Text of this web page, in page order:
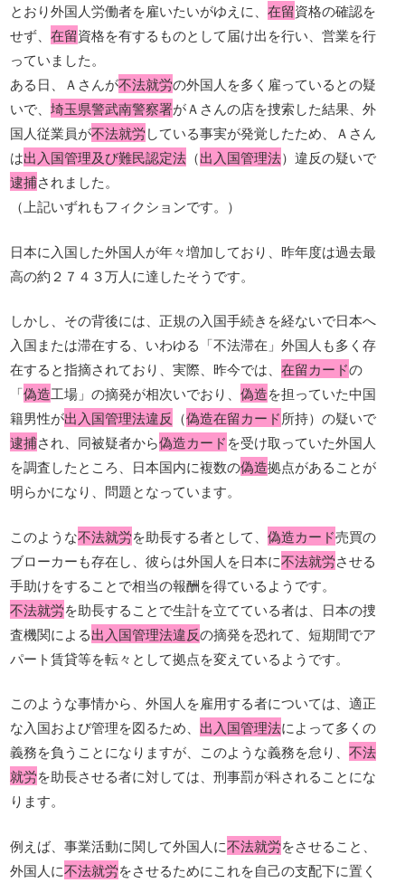
とおり外国人労働者を雇いたいがゆえに、在留資格の確認を
せず、在留資格を有するものとして届け出を行い、営業を行
っていました。
ある日、Ａさんが不法就労の外国人を多く雇っているとの疑
いで、埼玉県警武南警察署がＡさんの店を捜索した結果、外
国人従業員が不法就労している事実が発覚したため、Ａさん
は出入国管理及び難民認定法 （出入国管理法）違反の疑いで
逮捕されました。
（上記いずれもフィクションです。）
日本に入国した外国人が年々増加しており、昨年度は過去最
高の約２７４３万人に達したそうです。
しかし、その背後には、正規の入国手続きを経ないで日本へ
入国または滞在する、いわゆる「不法滞在」外国人も多く存
在すると指摘されており、実際、昨今では、在留カードの
「偽造工場」の摘発が相次いでおり、偽造を担っていた中国
籍男性が出入国管理法違反 （偽造在留カード所持）の疑いで
逮捕され、同被疑者から偽造カードを受け取っていた外国人
を調査したところ、日本国内に複数の偽造拠点があることが
明らかになり、問題となっています。
このような不法就労を助長する者として、偽造カード売買の
ブローカーも存在し、彼らは外国人を日本に不法就労させる
手助けをすることで相当の報酬を得ているようです。
不法就労を助長することで生計を立てている者は、日本の捜
査機関による出入国管理法違反の摘発を恐れて、短期間でア
パート賃貸等を転々として拠点を変えているようです。
このような事情から、外国人を雇用する者については、適正
な入国および管理を図るため、 出入国管理法によって多くの
義務を負うことになりますが、このような義務を怠り、不法
就労を助長させる者に対しては、刑事罰が科されることにな
ります。
例えば、事業活動に関して外国人に不法就労をさせること、
外国人に不法就労をさせるためにこれを自己の支配下に置く